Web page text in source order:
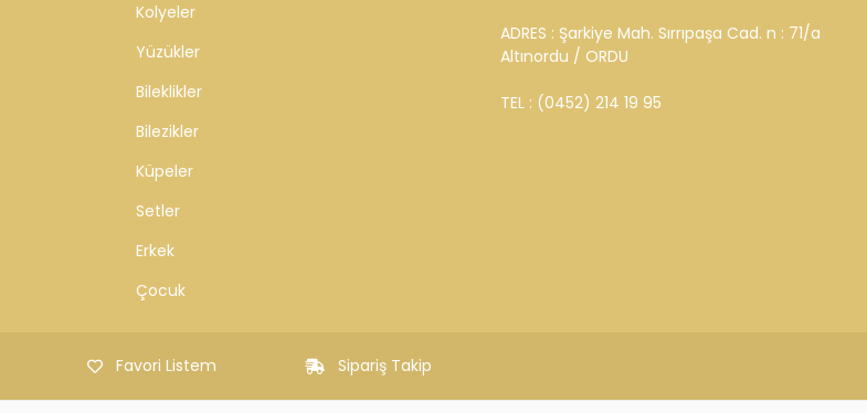
Kolyeler
Yüzükler
Bileklikler
Bilezikler
Küpeler
Setler
Erkek
Çocuk
ADRES : Şarkiye Mah. Sırrıpaşa Cad. n : 71/a
Altınordu / ORDU
TEL : (0452) 214 19 95
Favori Listem Sipariş Takip